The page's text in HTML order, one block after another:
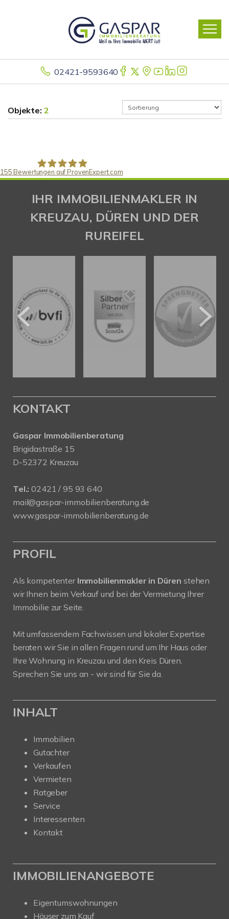
02421-9593640
Objekte: 2
Gaspar Immobilienberatung
155 Bewertungen auf ProvenExpert.com
IHR IMMOBILIENMAKLER IN
KREUZAU, DÜREN UND DER
RUREIFEL
KONTAKT
Gaspar Immobilienberatung
Brigidastraße 15
D-52372 Kreuzau
Tel.: 02421 / 95 93 640
mail@gaspar-immobilienberatung.de
www.gaspar-immobilienberatung.de
PROFIL
Als kompetenter Immobilienmakler in Düren stehen
wir Ihnen beim Verkauf und bei der Vermietung Ihrer
Immobilie zur Seite.
Mit umfassendem Fachwissen und lokaler Expertise
beraten wir Sie in allen Fragen rund um Ihr Haus oder
Ihre Wohnung in Kreuzau und den Kreis Düren.
Sprechen Sie uns an - wir sind für Sie da.
INHALT
Immobilien
Gutachter
Verkaufen
Vermieten
Ratgeber
Service
Interessenten
Kontakt
IMMOBILIENANGEBOTE
Eigentumswohnungen
Häuser zum Kauf